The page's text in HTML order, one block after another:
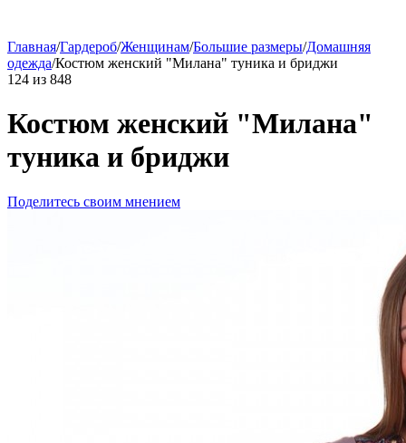
Главная/Гардероб/Женщинам/Большие размеры/Домашняя
одежда/Костюм женский "Милана" туника и бриджи
124 из 848
Костюм женский "Милана"
туника и бриджи
Поделитесь своим мнением